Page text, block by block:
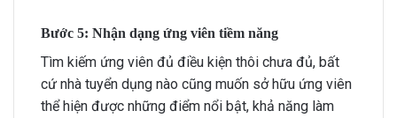
Bước 5: Nhận dạng ứng viên tiềm năng
Tìm kiếm ứng viên đủ điều kiện thôi chưa đủ, bất
cứ nhà tuyển dụng nào cũng muốn sở hữu ứng viên
thể hiện được những điểm nổi bật, khả năng làm